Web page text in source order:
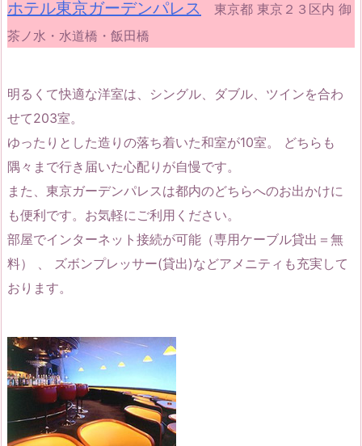
ホテル東京ガーデンパレス 東京都 東京２３区内 御
茶ノ水・水道橋・飯田橋
明るくて快適な洋室は、シングル、ダブル、ツインを合わ
せて203室。
ゆったりとした造りの落ち着いた和室が10室。 どちらも
隅々まで行き届いた心配りが自慢です。
また、東京ガーデンパレスは都内のどちらへのお出かけに
も便利です。お気軽にご利用ください。
部屋でインターネット接続が可能（専用ケーブル貸出＝無
料） 、 ズボンプレッサー(貸出)などアメニティも充実して
おります。